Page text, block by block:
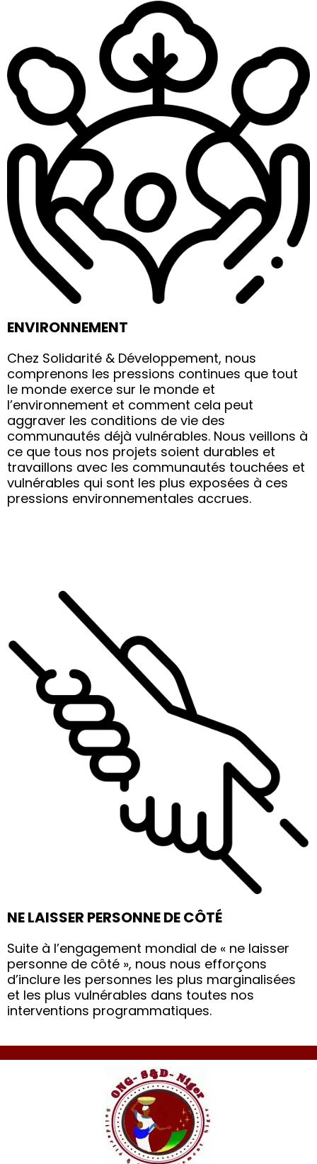
ENVIRONNEMENT
Chez Solidarité & Développement, nous
comprenons les pressions continues que tout
le monde exerce sur le monde et
l’environnement et comment cela peut
aggraver les conditions de vie des
communautés déjà vulnérables. Nous veillons à
ce que tous nos projets soient durables et
travaillons avec les communautés touchées et
vulnérables qui sont les plus exposées à ces
pressions environnementales accrues.
NE LAISSER PERSONNE DE CÔTÉ
Suite à l’engagement mondial de « ne laisser
personne de côté », nous nous efforçons
d’inclure les personnes les plus marginalisées
et les plus vulnérables dans toutes nos
interventions programmatiques.